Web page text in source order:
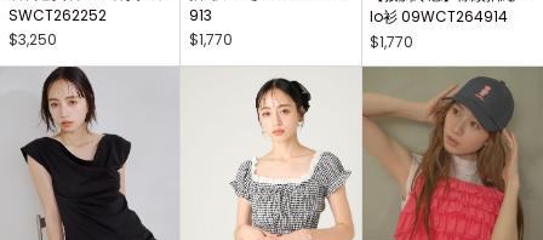
SWCT262252
$3,250
913
$1,770
lo衫 09WCT264914
$1,770